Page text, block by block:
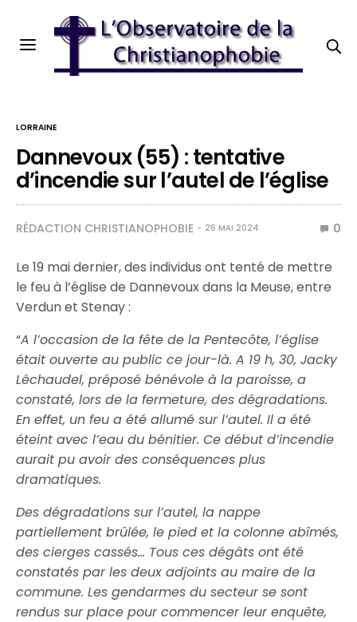
LORRAINE
Dannevoux (55) : tentative
d’incendie sur l’autel de l’église
RÉDACTION CHRISTIANOPHOBIE 26 MAI 2024 0
Le 19 mai dernier, des individus ont tenté de mettre
le feu à l’église de Dannevoux dans la Meuse, entre
Verdun et Stenay :
“A l’occasion de la fête de la Pentecôte, l’église
était ouverte au public ce jour-là. A 19 h, 30, Jacky
Léchaudel, préposé bénévole à la paroisse, a
constaté, lors de la fermeture, des dégradations.
En effet, un feu a été allumé sur l’autel. Il a été
éteint avec l’eau du bénitier. Ce début d’incendie
aurait pu avoir des conséquences plus
dramatiques.
Des dégradations sur l’autel, la nappe
partiellement brûlée, le pied et la colonne abîmés,
des cierges cassés… Tous ces dégâts ont été
constatés par les deux adjoints au maire de la
commune. Les gendarmes du secteur se sont
rendus sur place pour commencer leur enquête,